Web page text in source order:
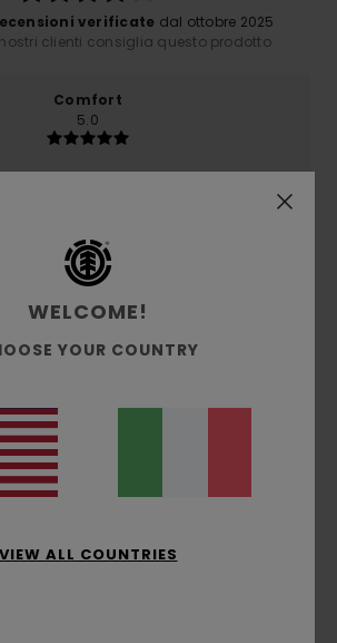
verificate dal ottobre 2025
nostri clienti consiglia questo prodotto
Comfort
5.0
WELCOME!
YOUR COUNTRY
VIEW ALL COUNTRIES